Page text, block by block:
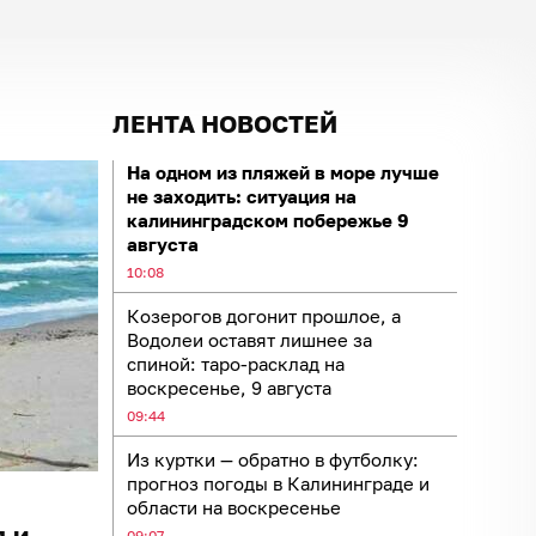
ЛЕНТА НОВОСТЕЙ
На одном из пляжей в море лучше
не заходить: ситуация на
калининградском побережье 9
августа
10:08
Козерогов догонит прошлое, а
Водолеи оставят лишнее за
спиной: таро-расклад на
воскресенье, 9 августа
09:44
Из куртки — обратно в футболку:
прогноз погоды в Калининграде и
области на воскресенье